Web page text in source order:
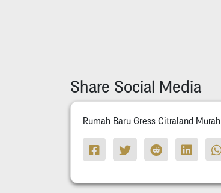
Share Social Media
Rumah Baru Gress Citraland Murah